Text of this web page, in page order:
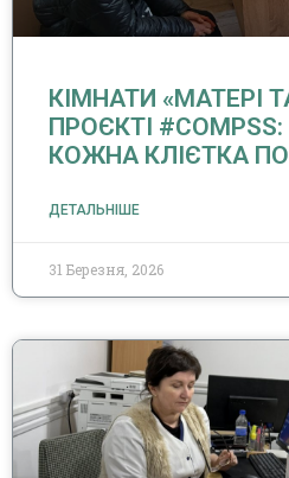
КІМНАТИ «МАТЕРІ
ПРОЄКТІ
КОЖНА КЛІЄТКА
ДЕТАЛЬНІШЕ
31 Березня, 2026